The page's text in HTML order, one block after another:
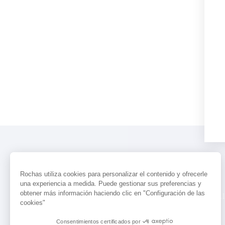
PERFUMES ACTUALIDAD
Rochas utiliza cookies para personalizar el contenido y ofrecerle
una experiencia a medida. Puede gestionar sus preferencias y
obtener más información haciendo clic en "Configuración de las
cookies"
Consentimientos certificados por